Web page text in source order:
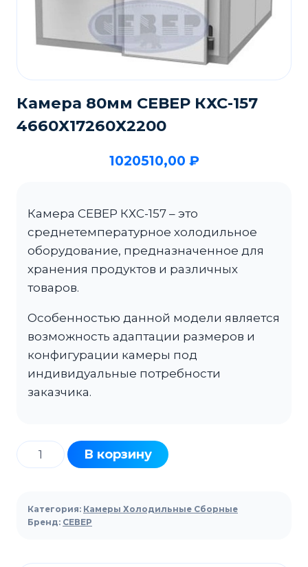
Камера 80мм СЕВЕР КХС-157
4660Х17260Х2200
1020510,00 ₽
Камера СЕВЕР КХС-157 – это
среднетемпературное холодильное
оборудование, предназначенное для
хранения продуктов и различных
товаров.
Особенностью данной модели является
возможность адаптации размеров и
конфигурации камеры под
индивидуальные потребности
заказчика.
Количество
товара
80мм
СЕВЕР
4660Х17260Х2200
В корзину
Категория: Камеры Холодильные Сборные
Бренд: СЕВЕР